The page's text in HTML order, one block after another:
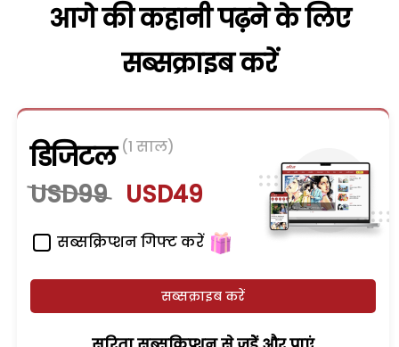
आगे की कहानी पढ़ने के लिए
सब्सक्राइब करें
डिजिटल (1 साल)
USD99 USD49
सब्सक्रिप्शन गिफ्ट करें
सब्सक्राइब करें